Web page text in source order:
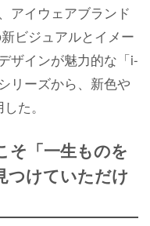
アイウェアブランド
ビジュアルとイメー
ザインが魅力的な「i-
リーズから、新色
た。
そ「一生ものを
つけていただけ